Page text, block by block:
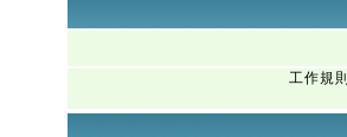
工作規